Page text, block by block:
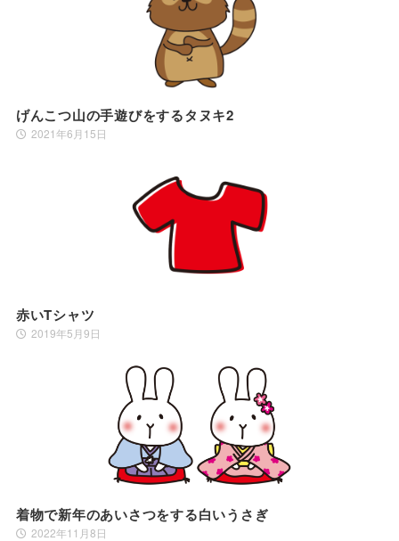
げんこつ山の手遊びをするタヌキ2
2021年6月15日
赤いTシャツ
2019年5月9日
着物で新年のあいさつをする白いうさぎ
2022年11月8日